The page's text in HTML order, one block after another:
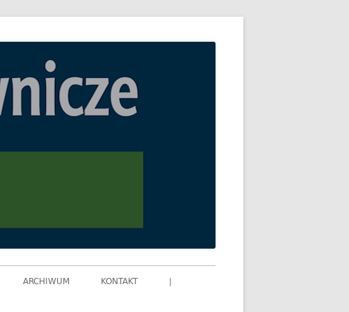
ARCHIWUM KONTAKT